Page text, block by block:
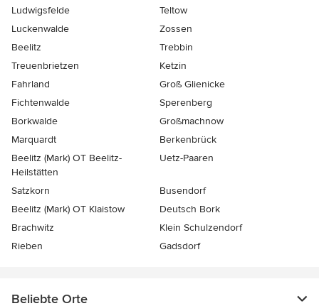
Ludwigsfelde
Teltow
Luckenwalde
Zossen
Beelitz
Trebbin
Treuenbrietzen
Ketzin
Fahrland
Groß Glienicke
Fichtenwalde
Sperenberg
Borkwalde
Großmachnow
Marquardt
Berkenbrück
Beelitz (Mark) OT Beelitz-
Heilstätten
Uetz-Paaren
Satzkorn
Busendorf
Beelitz (Mark) OT Klaistow
Deutsch Bork
Brachwitz
Klein Schulzendorf
Rieben
Gadsdorf
Beliebte Orte